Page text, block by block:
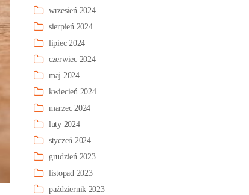
wrzesień 2024
sierpień 2024
lipiec 2024
czerwiec 2024
maj 2024
kwiecień 2024
marzec 2024
luty 2024
styczeń 2024
grudzień 2023
listopad 2023
październik 2023